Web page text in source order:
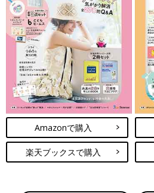
Amazonで購入
楽天ブックスで購入